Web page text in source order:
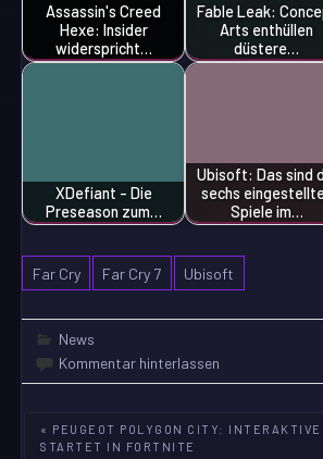
Assassin's Creed
Hexe: Insider
widerspricht…
Fable Leak:
Arts enthüllen
düstere…
XDefiant - Die
Preseason zum…
Ubisoft: Das sind
sechs
Spiele im…
Far Cry Far Cry 7 Ubisoft
News
Kommentar hinterlassen
Beitragsnavigation
« PEUGEOT POLYGON CITY:
STARTET IN FORTNITE